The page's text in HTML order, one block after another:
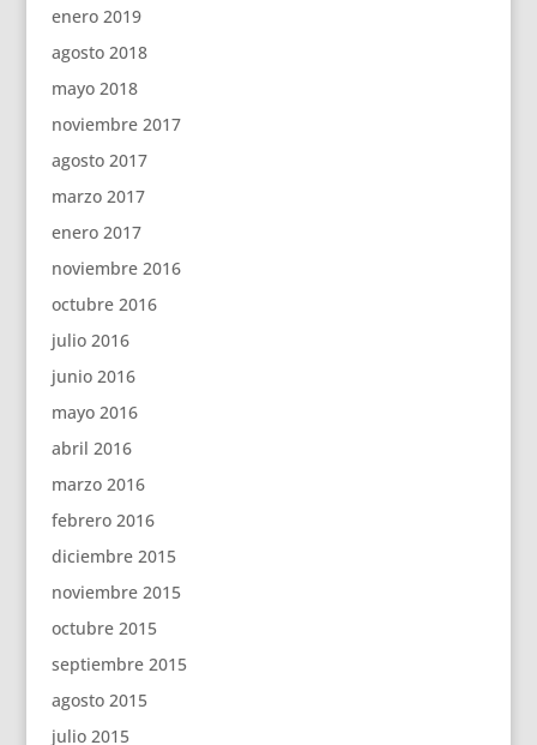
enero 2019
agosto 2018
mayo 2018
noviembre 2017
agosto 2017
marzo 2017
enero 2017
noviembre 2016
octubre 2016
julio 2016
junio 2016
mayo 2016
abril 2016
marzo 2016
febrero 2016
diciembre 2015
noviembre 2015
octubre 2015
septiembre 2015
agosto 2015
julio 2015